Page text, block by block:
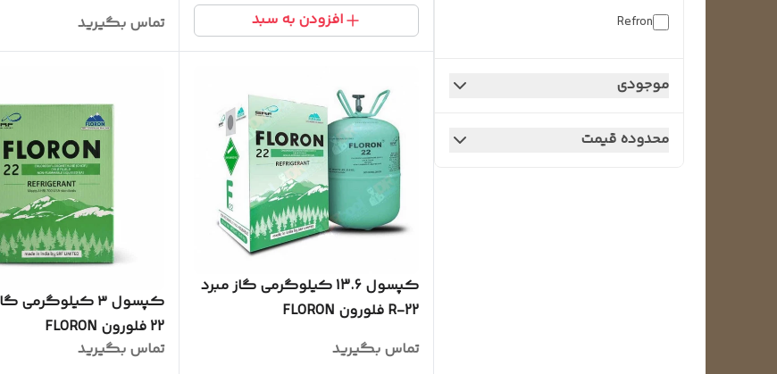
Refron
وسترون
موجودی
محدوده قیمت
افزودن به سبد تماس بگیرید
کپسول 13.6 کیلوگرمی گاز مبرد
R-22 فلورون FLORON
تماس بگیرید
22 فلورون FLORON
تماس بگیرید